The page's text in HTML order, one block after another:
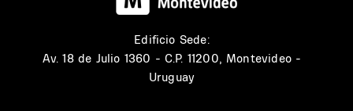
Edificio Sede:
Av. 18 de Julio 1360 - C.P. 11200, Montevideo -
Uruguay